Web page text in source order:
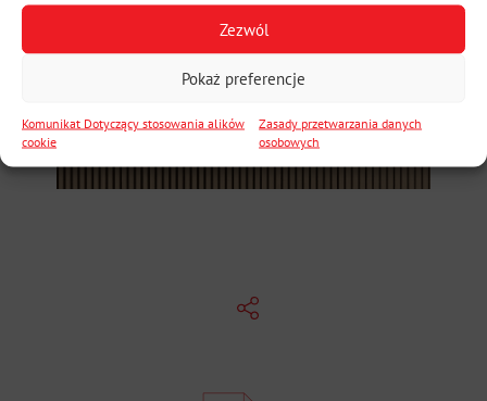
Zezwól
Pokaż preferencje
Komunikat Dotyczący stosowania alików
cookie
Zasady przetwarzania danych
osobowych